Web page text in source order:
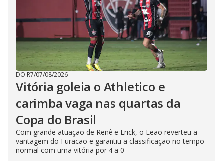
DO R7/07/08/2026
Vitória goleia o Athletico e
carimba vaga nas quartas da
Copa do Brasil
Com grande atuação de Renê e Erick, o Leão reverteu a
vantagem do Furacão e garantiu a classificação no tempo
normal com uma vitória por 4 a 0